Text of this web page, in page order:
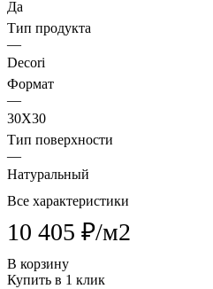
Да
Тип продукта
—
Decori
Формат
—
30X30
Тип поверхности
—
Натуральный
Все характеристики
10 405 ₽/м2
В корзину
Купить в 1 клик